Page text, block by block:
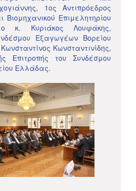
1ος Αντιπρόεδρος
Βιομηχανικού Επιμελητηρίου
ο κ. Κυριάκος Λουφάκης,
Εξαγωγέων Βορείου
Κωνσταντινίδης,
Επιτροπής του Συνδέσμου
Ελλάδας.